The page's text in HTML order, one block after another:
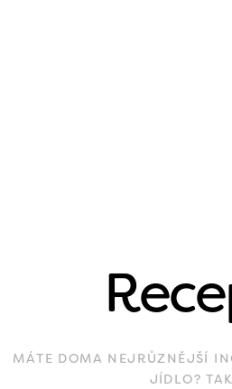
MÁTE DOMA NEJRŮZNĚJŠÍ
JÍDLO?